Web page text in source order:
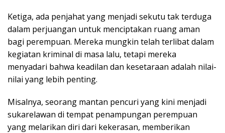
Ketiga, ada penjahat yang menjadi sekutu tak terduga
dalam perjuangan untuk menciptakan ruang aman
bagi perempuan. Mereka mungkin telah terlibat dalam
kegiatan kriminal di masa lalu, tetapi mereka
menyadari bahwa keadilan dan kesetaraan adalah nilai-
nilai yang lebih penting.
Misalnya, seorang mantan pencuri yang kini menjadi
sukarelawan di tempat penampungan perempuan
yang melarikan diri dari kekerasan, memberikan